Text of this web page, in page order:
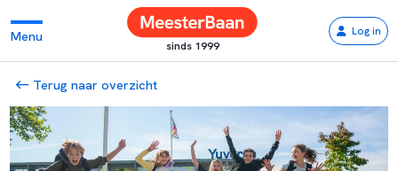
Menu
sinds 1999
Log in
Terug naar overzicht